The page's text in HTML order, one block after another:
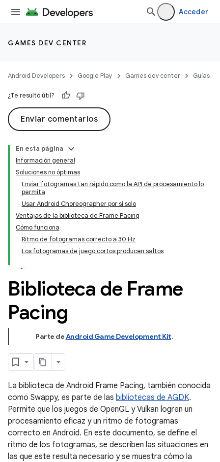
Acceder
GAMES DEV CENTER
Android Developers Google Play Games dev center Guías
¿Te resultó útil?
Enviar comentarios
En esta página
Información general
Soluciones no óptimas
Enviar fotogramas tan rápido como la API de procesamiento lo
permita
Usar Android Choreographer por sí solo
Ventajas de la biblioteca de Frame Pacing
Cómo funciona
Ritmo de fotogramas correcto a 30 Hz
Los fotogramas de juego cortos producen saltos
Biblioteca de Frame
Pacing
Parte deAndroid Game Development Kit.
La biblioteca de Android Frame Pacing, también conocida
como Swappy, es parte de las bibliotecas de AGDK.
Permite que los juegos de OpenGL y Vulkan logren un
procesamiento eficaz y un ritmo de fotogramas
correcto en Android. En este documento, se define el
ritmo de los fotogramas, se describen las situaciones en
las que este resulta necesario y se muestra cómo la